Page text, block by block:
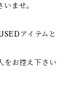
ませ。
アイテムと
をお控え下さい